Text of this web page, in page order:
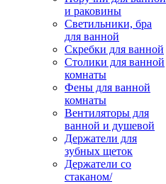
и раковины
Светильники, бра
для ванной
Скребки для ванной
Столики для ванной
комнаты
Фены для ванной
комнаты
Вентиляторы для
ванной и душевой
Держатели для
зубных щеток
Держатели со
стаканом/